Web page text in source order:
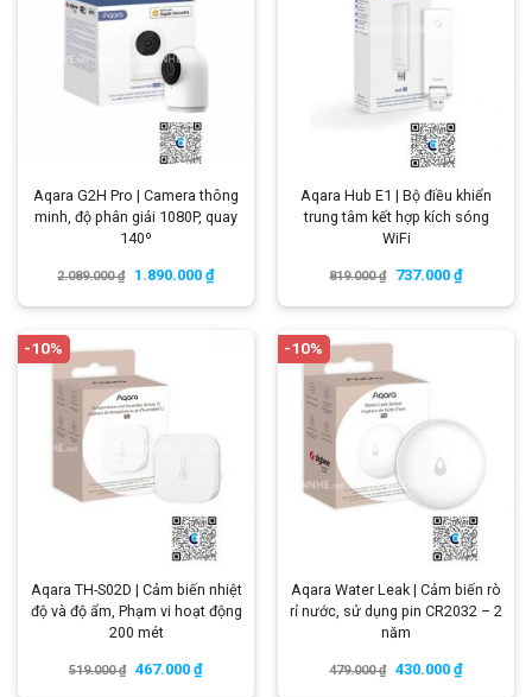
Aqara G2H Pro | Camera thông
minh, độ phân giải 1080P, quay
140º
2.089.000₫ 1.890.000 ₫
Aqara Hub E1 | Bộ điều khiển
trung tâm kết hợp kích sóng
WiFi
819.000₫ 737.000 ₫
-10%
Aqara TH-S02D | Cảm biến nhiệt
độ và độ ẩm, Phạm vi hoạt động
200 mét
519.000₫ 467.000 ₫
-10%
Aqara Water Leak | Cảm biến rò
rỉ nước, sử dụng pin CR2032 – 2
năm
479.000₫ 430.000 ₫